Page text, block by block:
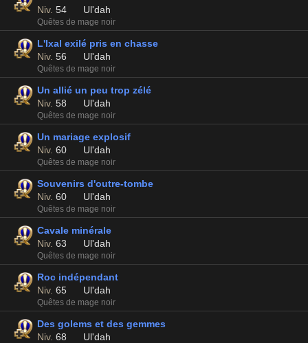
Niv. 54 Ul'dah
Quêtes de mage noir
L'Ixal exilé pris en chasse
Niv. 56 Ul'dah
Quêtes de mage noir
Un allié un peu trop zélé
Niv. 58 Ul'dah
Quêtes de mage noir
Un mariage explosif
Niv. 60 Ul'dah
Quêtes de mage noir
Souvenirs d'outre-tombe
Niv. 60 Ul'dah
Quêtes de mage noir
Cavale minérale
Niv. 63 Ul'dah
Quêtes de mage noir
Roc indépendant
Niv. 65 Ul'dah
Quêtes de mage noir
Des golems et des gemmes
Niv. 68 Ul'dah